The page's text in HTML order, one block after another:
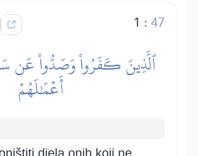
1 :47
ٱلَّذِينَ كَفَرُواْ وَصَدُّواْ عَن
أَعۡمَٰلَهُمۡ
djela onih koji ne